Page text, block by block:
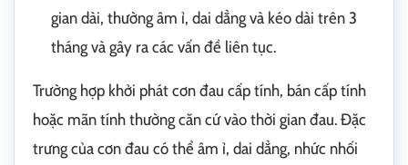
gian dài, thường âm ỉ, dai dẳng và kéo dài trên 3
tháng và gây ra các vấn đề liên tục.
Trường hợp khởi phát cơn đau cấp tính, bán cấp tính
hoặc mãn tính thường căn cứ vào thời gian đau. Đặc
trưng của cơn đau có thể âm ỉ, dai dẳng, nhức nhối